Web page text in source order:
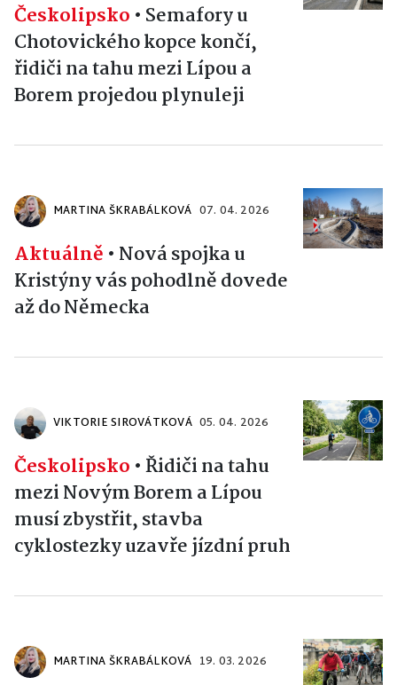
Českolipsko • Semafory u
Chotovického kopce končí,
řidiči na tahu mezi Lípou a
Borem projedou plynuleji
MARTINA ŠKRABÁLKOVÁ 07. 04. 2026
Aktuálně • Nová spojka u
Kristýny vás pohodlně dovede
až do Německa
VIKTORIE SIROVÁTKOVÁ 05. 04. 2026
Českolipsko •Řidiči na tahu
mezi Novým Borem a Lípou
musí zbystřit, stavba
cyklostezky uzavře jízdní pruh
MARTINA ŠKRABÁLKOVÁ 19. 03. 2026